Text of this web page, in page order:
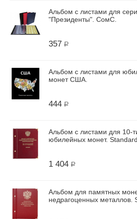
Альбом с листами для
"Президенты". СомС.
357 Р
Альбом с листами для
монет США.
444 Р
Альбом с листами для 10-
юбилейных монет. Standard.
1 404 Р
Альбом для памятных
недрагоценных металлов.